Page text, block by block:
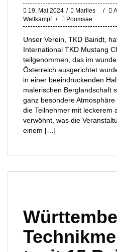
19. Mai 2024 Marlies
Wettkampf
Poomsae
Unser Verein, TKD Baindt,
International TKD Mustang
teilgenommen, das im
Österreich ausgerichtet
in einer beeindruckenden
malerischen Berglandschaft
ganz besondere
die Teilnehmer mit leckerem
verwöhnt, was die
einem […]